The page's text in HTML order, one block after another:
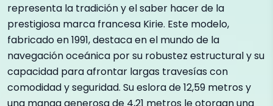
representa la tradición y el saber hacer de la
prestigiosa marca francesa Kirie. Este modelo,
fabricado en 1991, destaca en el mundo de la
navegación oceánica por su robustez estructural y su
capacidad para afrontar largas travesías con
comodidad y seguridad. Su eslora de 12,59 metros y